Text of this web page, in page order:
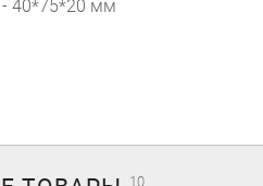
- 40*75*20 мм
10